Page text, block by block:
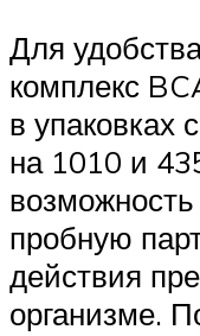
Для
комплекс
в упаковках
на 1010 и
возможность
пробную
действия
организме.